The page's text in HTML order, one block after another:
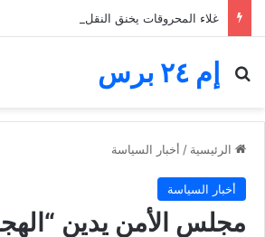
إم ٢٤ برس
بحث عن
الرئيسية / أخبار السياسة
أخبار السياسة
مجلس الأمن يدين